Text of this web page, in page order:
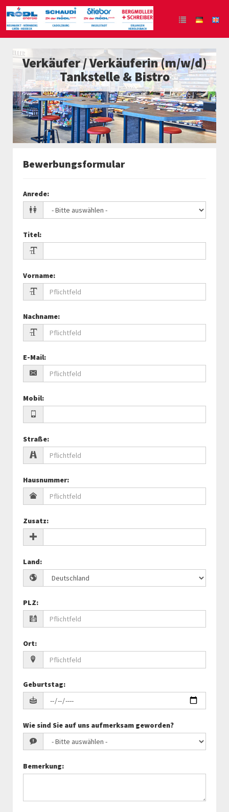
Verkäufer / Verkäuferin (m/w/d)
Tankstelle & Bistro
Bewerbungsformular
Anrede:
Titel:
Vorname:
Nachname:
E-Mail:
Mobil:
Straße:
Hausnummer:
Zusatz:
Land:
PLZ:
Ort:
Geburtstag:
Wie sind Sie auf uns aufmerksam geworden?
Bemerkung: